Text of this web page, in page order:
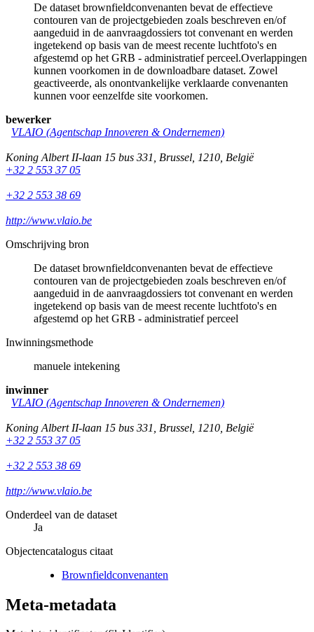
De dataset brownfieldconvenanten bevat de effectieve
contouren van de projectgebieden zoals beschreven en/of
aangeduid in de aanvraagdossiers tot convenant en werden
ingetekend op basis van de meest recente luchtfoto's en
afgestemd op het GRB - administratief perceel.Overlappingen
kunnen voorkomen in de downloadbare dataset. Zowel
geactiveerde, als onontvankelijke verklaarde convenanten
kunnen voor eenzelfde site voorkomen.
bewerker
VLAIO (Agentschap Innoveren & Ondernemen)
Koning Albert II-laan 15 bus 331 Brussel 1210 België
+32 2 553 37 05
+32 2 553 38 69
http://www.vlaio.be
Omschrijving bron
De dataset brownfieldconvenanten bevat de effectieve
contouren van de projectgebieden zoals beschreven en/of
aangeduid in de aanvraagdossiers tot convenant en werden
ingetekend op basis van de meest recente luchtfoto's en
afgestemd op het GRB - administratief perceel
Inwinningsmethode
manuele intekening
inwinner
VLAIO (Agentschap Innoveren & Ondernemen)
Koning Albert II-laan 15 bus 331 Brussel 1210 België
+32 2 553 37 05
+32 2 553 38 69
http://www.vlaio.be
Onderdeel van de dataset
Ja
Objectencatalogus citaat
Brownfieldconvenanten
Meta-metadata